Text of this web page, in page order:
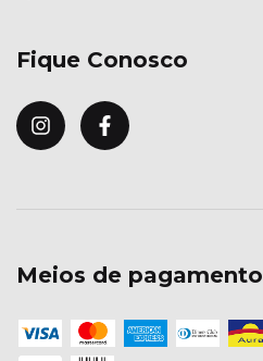
Fique Conosco
Meios de pagamento